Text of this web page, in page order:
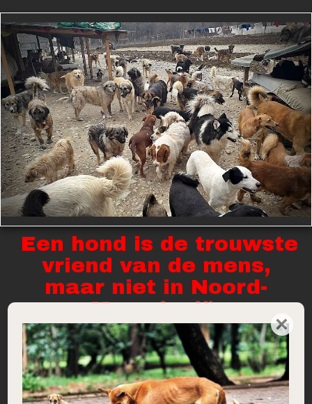
Een hond is de trouwste
vriend van de mens,
maar niet in Noord-
Macedonië.
Hulpproject 146 - Augustus 2021
Dat is de ervaring van Daniela Gruevska. Hier heeft zij, vlakbij Skopje,
een niet bepaald luxe opvang – laten we het maar op ‘doeltreffend’
houden. Dierennood kent haar al zeker 15 jaar. Van de allereerste foto’s
×